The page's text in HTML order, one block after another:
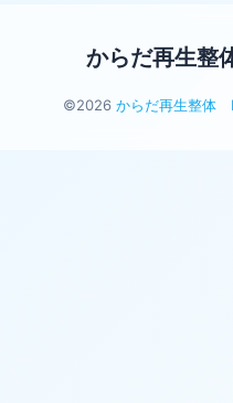
からだ再生
©2026 からだ再生整体